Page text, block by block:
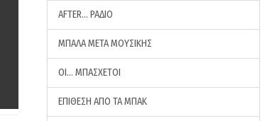
AFTER… ΡΑΔΙΟ
ΜΠΑΛΑ ΜΕΤΑ ΜΟΥΣΙΚΗΣ
ΟΙ… ΜΠΑΣΧΕΤΟΙ
ΕΠΙΘΕΣΗ ΑΠΟ ΤΑ ΜΠΑΚ